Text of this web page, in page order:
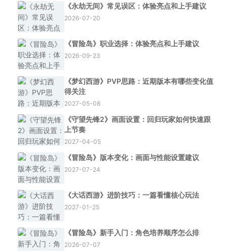
《永劫无间》常见误区：体验亮点和上手建议
2026-07-20
《冒险岛》职业选择：体验亮点和上手建议
2026-09-23
《梦幻西游》PVP思路：近期版本有哪些变化值
得关注
2027-05-08
《守望先锋2》画面设置：回归玩家如何快速跟
上节奏
2027-04-05
《冒险岛》版本变化：画面与性能设置建议
2027-07-24
《大话西游》进阶技巧：一篇看懂核心玩法
2027-01-25
《冒险岛》新手入门：角色培养顺序怎么排
2026-07-07